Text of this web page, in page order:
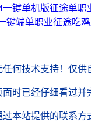
键单机版征途单职
键端单职业征途吃
何技术支持！ 仅供
时已经仔细看过并
本站提供的联系方